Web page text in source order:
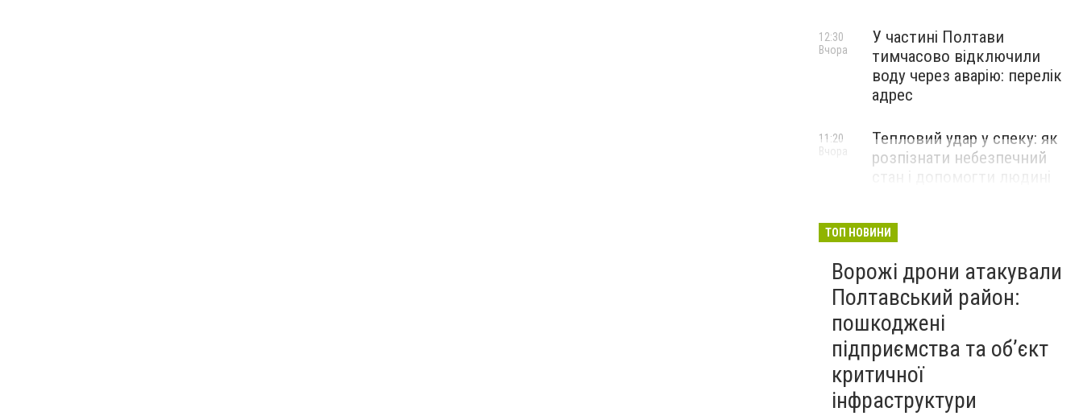
У частині Полтави
тимчасово відключили
воду через аварію: перелік
адрес
12:30
Вчора
Тепловий удар у спеку: як
розпізнати небезпечний
11:20
Вчора
ТОП НОВИНИ
Ворожі дрони атакували
Полтавський район:
пошкоджені
підприємства та об’єкт
критичної
інфраструктури